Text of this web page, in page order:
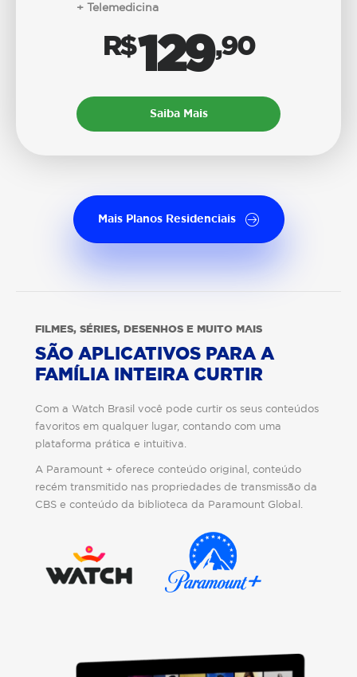
+ Telemedicina
R$129,90
Saiba Mais
Mais Planos Residenciais
FILMES, SÉRIES, DESENHOS E MUITO MAIS
SÃO APLICATIVOS PARA A
FAMÍLIA INTEIRA CURTIR
Com a Watch Brasil você pode curtir os seus conteúdos
favoritos em qualquer lugar, contando com uma
plataforma prática e intuitiva.
A Paramount + oferece conteúdo original, conteúdo
recém transmitido nas propriedades de transmissão da
CBS e conteúdo da biblioteca da Paramount Global.